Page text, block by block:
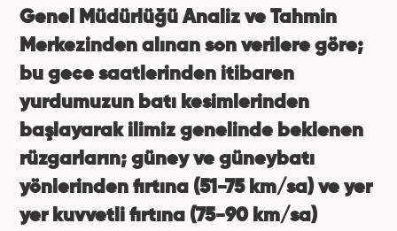
Genel Müdürlüğü Analiz ve Tahmin
Merkezinden alınan son verilere göre;
bu gece saatlerinden itibaren
yurdumuzun batı kesimlerinden
başlayarak ilimiz genelinde beklenen
rüzgarların; güney ve güneybatı
yönlerinden fırtına (51-75 km/sa) ve yer
yer kuvvetli fırtına (75-90 km/sa)